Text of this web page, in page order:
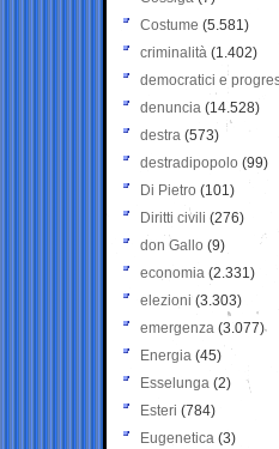
Costume (5.581)
criminalità (1.402)
democratici e
denuncia (14.528)
destra (573)
destradipopolo (99)
Di Pietro (101)
Diritti civili (276)
don Gallo (9)
economia (2.331)
elezioni (3.303)
emergenza (3.077)
Energia (45)
Esselunga (2)
Esteri (784)
Eugenetica (3)